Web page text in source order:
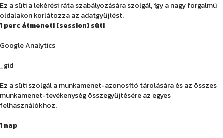
Ez a süti a lekérési ráta szabályozására szolgál, így a nagy forgalmú
oldalakon korlátozza az adatgyűjtést.
1 perc átmeneti (session) süti
Google Analytics
_gid
Ez a süti szolgál a munkamenet-azonosító tárolására és az összes
munkamenet-tevékenység összegyűjtésére az egyes
felhasználókhoz.
1 nap